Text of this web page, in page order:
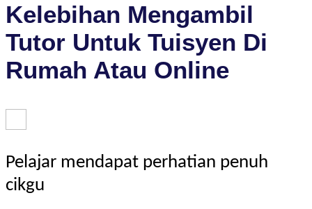
Kelebihan Mengambil
Tutor Untuk Tuisyen Di
Rumah Atau Online
Pelajar mendapat perhatian penuh
cikgu